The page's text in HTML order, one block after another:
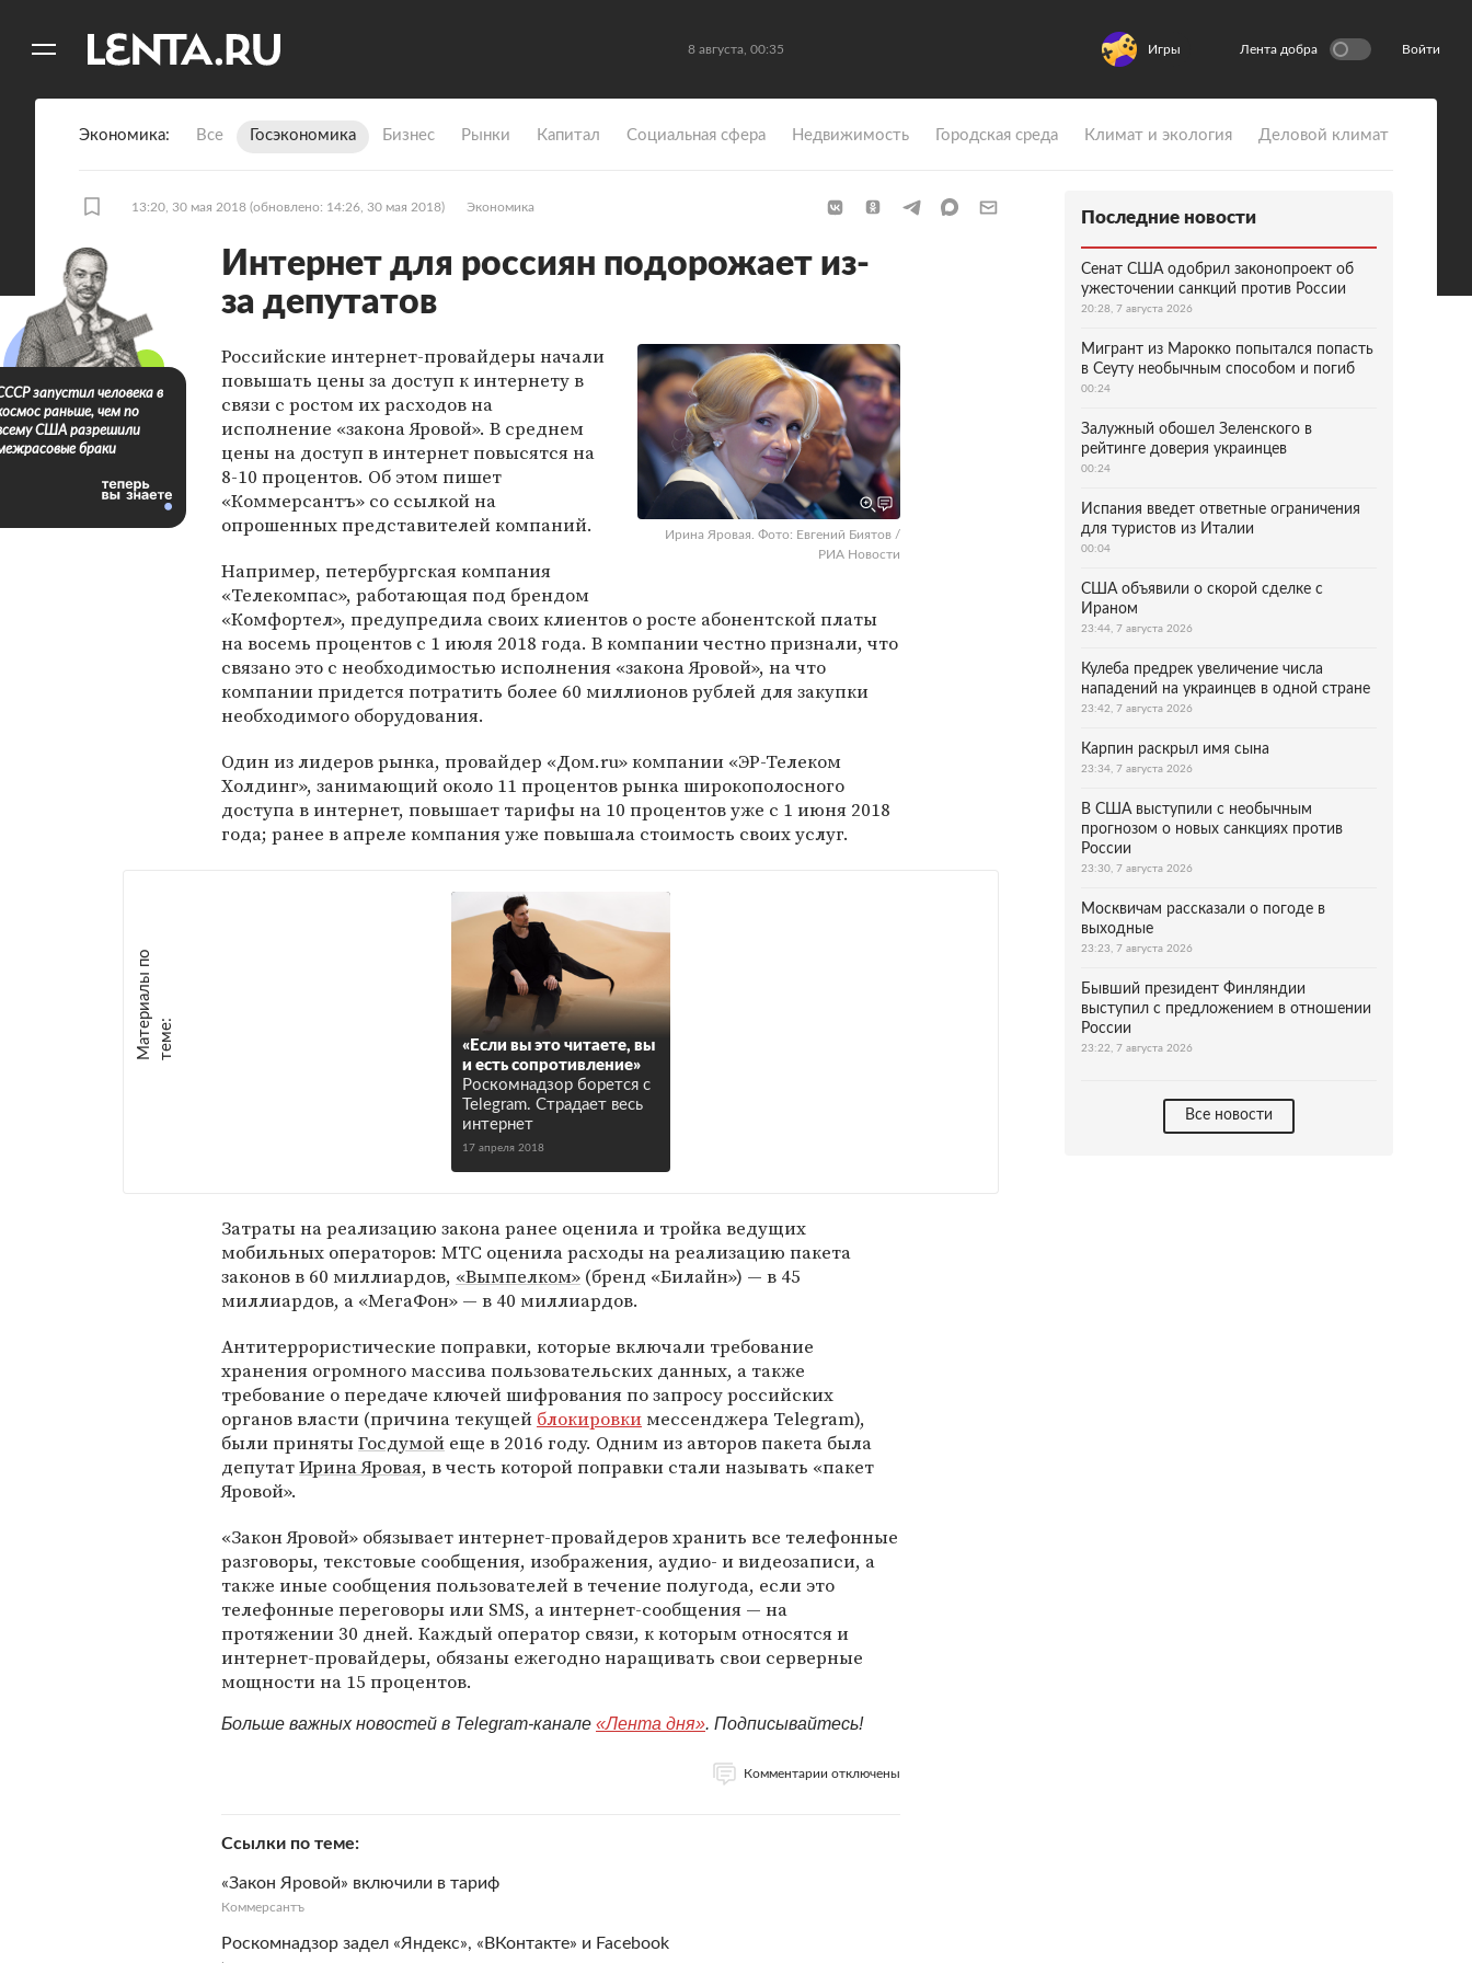
8 августа, 00:35 Игры Лента добра Войти
Экономика Все Госэкономика Бизнес Рынки Капитал Социальная сфера Недвижимость Городская среда Климат и экология Деловой климат
13:20, 30 мая 2018 (обновлено: 14:26, 30 мая 2018) Экономика
Интернет для россиян подорожает из-
за депутатов
Ирина Яровая. Фото: Евгений Биятов /
РИА Новости
Российские интернет-провайдеры начали
повышать цены за доступ к интернету в
связи с ростом их расходов на
исполнение «закона Яровой». В среднем
цены на доступ в интернет повысятся на
8-10 процентов. Об этом пишет
«Коммерсантъ» со ссылкой на
опрошенных представителей компаний.
Например, петербургская компания
«Телекомпас», работающая под брендом
«Комфортел», предупредила своих клиентов о росте абонентской платы
на восемь процентов с 1 июля 2018 года. В компании честно признали, что
связано это с необходимостью исполнения «закона Яровой», на что
компании придется потратить более 60 миллионов рублей для закупки
необходимого оборудования.
Один из лидеров рынка, провайдер «Дом.ru» компании «ЭР-Телеком
Холдинг», занимающий около 11 процентов рынка широкополосного
доступа в интернет, повышает тарифы на 10 процентов уже с 1 июня 2018
года; ранее в апреле компания уже повышала стоимость своих услуг.
М
а
т е
р
и
а
л
ы
п
о
т
е
м
е :
«Если вы это читаете, вы
и есть сопротивление»
Роскомнадзор борется с
Telegram. Страдает весь
интернет
17 апреля 2018
Затраты на реализацию закона ранее оценила и тройка ведущих
мобильных операторов: МТС оценила расходы на реализацию пакета
законов в 60 миллиардов, «Вымпелком» (бренд «Билайн») — в 45
миллиардов, а «МегаФон» — в 40 миллиардов.
Антитеррористические поправки, которые включали требование
хранения огромного массива пользовательских данных, а также
требование о передаче ключей шифрования по запросу российских
органов власти (причина текущей блокировки мессенджера Telegram),
были принятыГосдумой еще в 2016 году. Одним из авторов пакета была
депутатИрина Яровая, в честь которой поправки стали называть «пакет
Яровой».
«Закон Яровой» обязывает интернет-провайдеров хранить все телефонные
разговоры, текстовые сообщения, изображения, аудио- и видеозаписи, а
также иные сообщения пользователей в течение полугода, если это
телефонные переговоры или SMS, а интернет-сообщения — на
протяжении 30 дней. Каждый оператор связи, к которым относятся и
интернет-провайдеры, обязаны ежегодно наращивать свои серверные
мощности на 15 процентов.
Больше важных новостей в Telegram-канале «Лента дня». Подписывайтесь!
Комментарии отключены
Ссылки по теме
«Закон Яровой» включили в тариф
Коммерсантъ
Роскомнадзор задел «Яндекс», «ВКонтакте» и Facebook
запустил человека в
раньше, чем по
США разрешили
браки
Последние новости
Сенат США одобрил законопроект об
ужесточении санкций против России
20:28, 7 августа 2026
Мигрант из Марокко попытался попасть
в Сеуту необычным способом и погиб
00:24
Залужный обошел Зеленского в
рейтинге доверия украинцев
00:24
Испания введет ответные ограничения
для туристов из Италии
00:04
США объявили о скорой сделке с
Ираном
23:44, 7 августа 2026
Кулеба предрек увеличение числа
нападений на украинцев в одной стране
23:42, 7 августа 2026
Карпин раскрыл имя сына
23:34, 7 августа 2026
В США выступили с необычным
прогнозом о новых санкциях против
России
23:30, 7 августа 2026
Москвичам рассказали о погоде в
выходные
23:23, 7 августа 2026
Бывший президент Финляндии
выступил с предложением в отношении
России
23:22, 7 августа 2026
Все новости